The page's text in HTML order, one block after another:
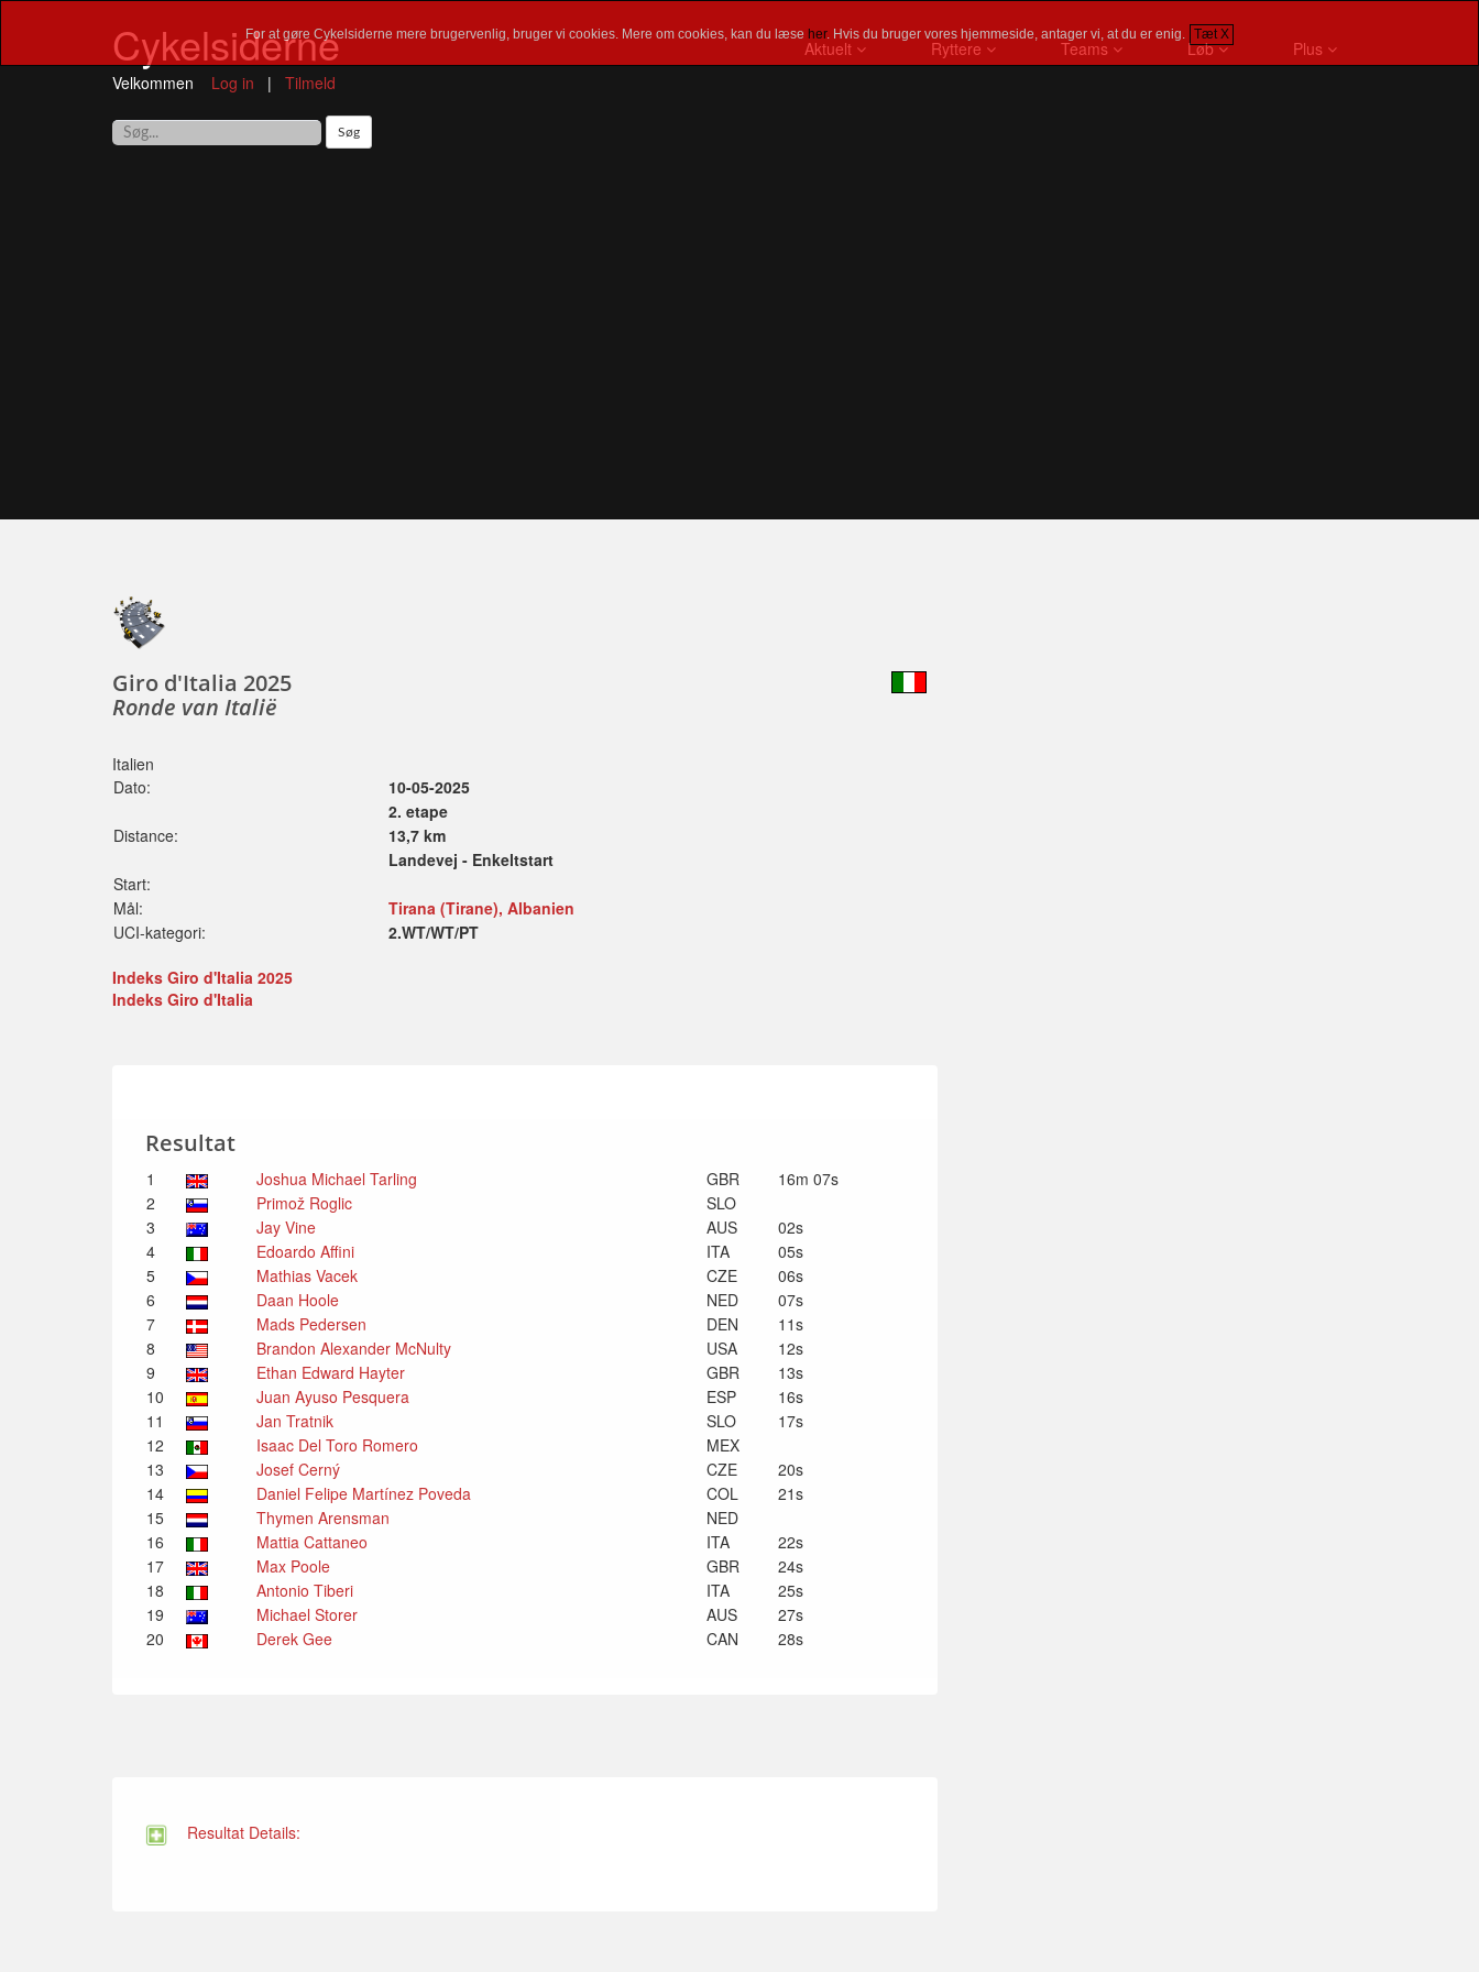
For at gøre Cykelsiderne mere brugervenlig, bruger vi cookies. Mere om cookies, kan du læse her. Hvis du bruger vores hjemmeside, antager vi, at du er enig. Tæt X
Cykelsiderne
Velkommen Log in | Tilmeld
Aktuelt Ryttere Teams Løb Plus
Giro d'Italia 2025
Ronde van Italië
Italien
Dato:
10-05-2025
2. etape
Distance:
13,7 km
Landevej - Enkeltstart
Start:
Mål:
Tirana (Tirane), Albanien
UCI-kategori:
2.WT/WT/PT
Indeks Giro d'Italia 2025
Indeks Giro d'Italia
Resultat
1 Joshua Michael Tarling GBR
16m 07s
2
Primož Roglic
SLO
3
Jay Vine AUS
02s
4
Edoardo Affini ITA
05s
5
Mathias Vacek CZE
06s
6
Daan Hoole NED
07s
7
Mads Pedersen DEN
11s
8
Brandon Alexander McNulty USA
12s
9
Ethan Edward Hayter GBR
13s
10
Juan Ayuso Pesquera ESP
16s
11
Jan Tratnik SLO
17s
12
Isaac Del Toro Romero
MEX
13
Josef Cerný CZE
20s
14
Daniel Felipe Martínez Poveda COL
21s
15
Thymen Arensman
NED
16
Mattia Cattaneo ITA
22s
17
Max Poole GBR
24s
18
Antonio Tiberi ITA
25s
19
Michael Storer AUS
27s
20
Derek Gee CAN 28s
Resultat Details: